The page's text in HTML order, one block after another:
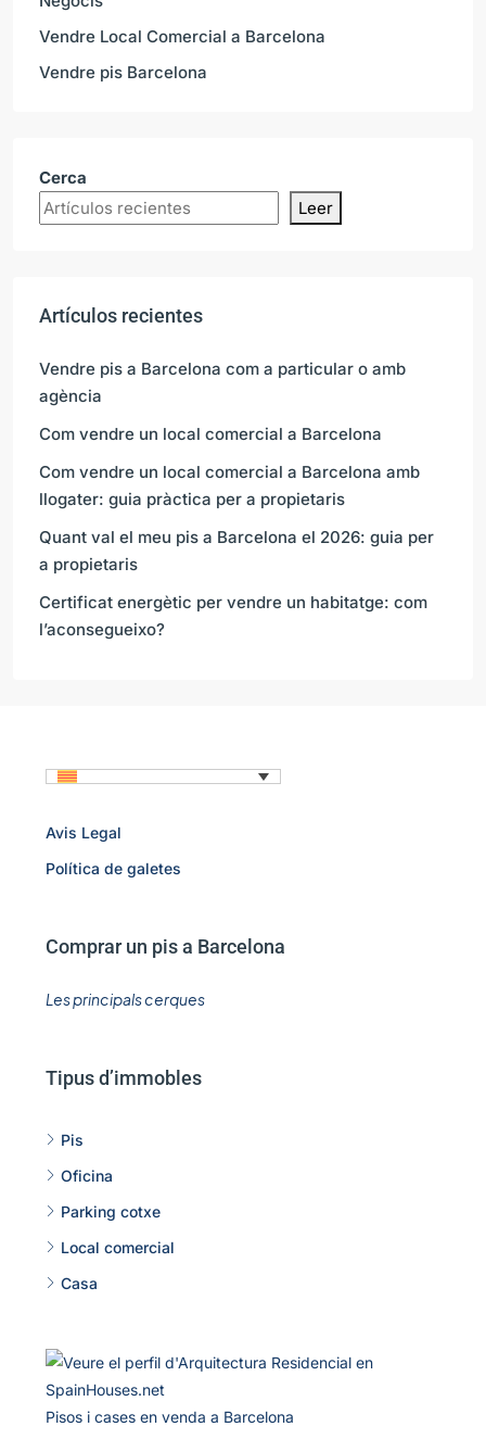
Vendre Local Comercial a Barcelona
Vendre pis Barcelona
Cerca
Leer
Artículos recientes
Vendre pis a Barcelona com a particular o amb
agència
Com vendre un local comercial a Barcelona
Com vendre un local comercial a Barcelona amb
llogater: guia pràctica per a propietaris
Quant val el meu pis a Barcelona el 2026: guia per
a propietaris
Certificat energètic per vendre un habitatge: com
l’aconsegueixo?
Avis Legal
Política de galetes
Comprar un pis a Barcelona
Les principals cerques
Tipus d’immobles
Pis
Oficina
Parking cotxe
Local comercial
Casa
Pisos i cases en venda a Barcelona